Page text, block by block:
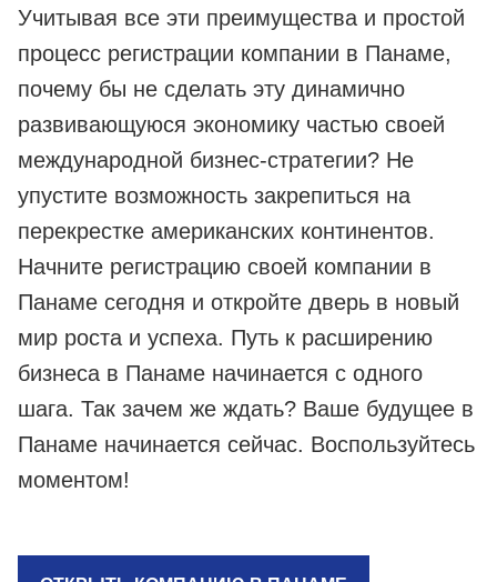
Учитывая все эти преимущества и простой
процесс регистрации компании в Панаме,
почему бы не сделать эту динамично
развивающуюся экономику частью своей
международной бизнес-стратегии? Не
упустите возможность закрепиться на
перекрестке американских континентов.
Начните регистрацию своей компании в
Панаме сегодня и откройте дверь в новый
мир роста и успеха. Путь к расширению
бизнеса в Панаме начинается с одного
шага. Так зачем же ждать? Ваше будущее в
Панаме начинается сейчас. Воспользуйтесь
моментом!